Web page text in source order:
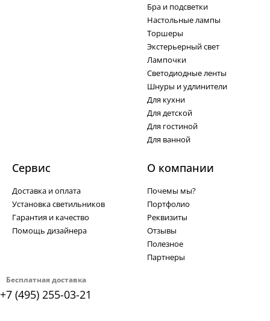
Бесплатная доставка
+7 (495) 255-03-21
Бра и подсветки
Настольные лампы
Торшеры
Экстерьерный свет
Лампочки
Светодиодные ленты
Шнуры и удлинители
Для кухни
Для детской
Для гостиной
Для ванной
Сервис
Доставка и оплата
Установка светильников
Гарантия и качество
Помощь дизайнера
О компании
Почемы мы?
Портфолио
Реквизиты
Отзывы
Полезное
Партнеры